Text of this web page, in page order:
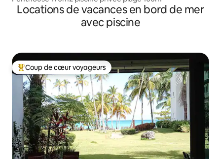
Locations de vacances en bord de mer
avec piscine
Coups de cœur voyageurs les plus appréciés
Coup de cœur voyageurs